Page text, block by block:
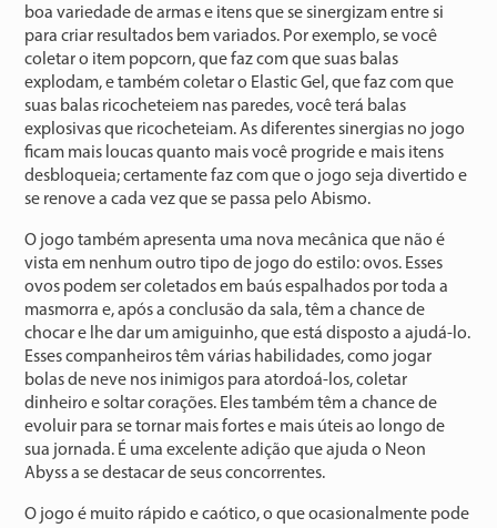
boa variedade de armas e itens que se sinergizam entre si
para criar resultados bem variados. Por exemplo, se você
coletar o item popcorn, que faz com que suas balas
explodam, e também coletar o Elastic Gel, que faz com que
suas balas ricocheteiem nas paredes, você terá balas
explosivas que ricocheteiam. As diferentes sinergias no jogo
ficam mais loucas quanto mais você progride e mais itens
desbloqueia; certamente faz com que o jogo seja divertido e
se renove a cada vez que se passa pelo Abismo.
O jogo também apresenta uma nova mecânica que não é
vista em nenhum outro tipo de jogo do estilo: ovos. Esses
ovos podem ser coletados em baús espalhados por toda a
masmorra e, após a conclusão da sala, têm a chance de
chocar e lhe dar um amiguinho, que está disposto a ajudá-lo.
Esses companheiros têm várias habilidades, como jogar
bolas de neve nos inimigos para atordoá-los, coletar
dinheiro e soltar corações. Eles também têm a chance de
evoluir para se tornar mais fortes e mais úteis ao longo de
sua jornada. É uma excelente adição que ajuda o Neon
Abyss a se destacar de seus concorrentes.
O jogo é muito rápido e caótico, o que ocasionalmente pode